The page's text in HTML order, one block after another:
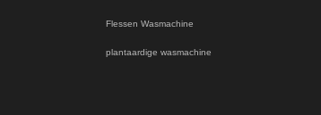
Flessen Wasmachine
plantaardige wasmachine